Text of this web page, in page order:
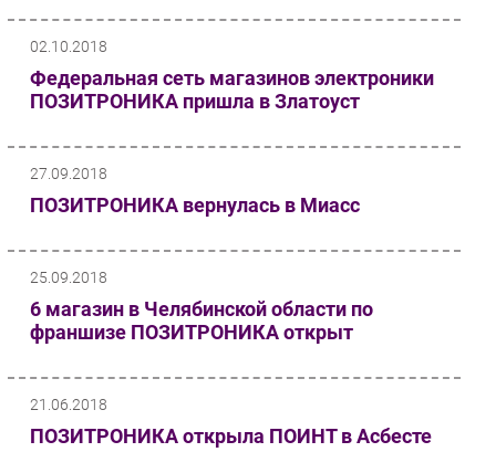
02.10.2018
Федеральная сеть магазинов электроники
ПОЗИТРОНИКА пришла в Златоуст
27.09.2018
ПОЗИТРОНИКА вернулась в Миасс
25.09.2018
6 магазин в Челябинской области по
франшизе ПОЗИТРОНИКА открыт
21.06.2018
ПОЗИТРОНИКА открыла ПОИНТ в Асбесте